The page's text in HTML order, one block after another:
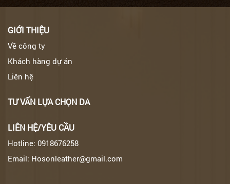
GIỚI THIỆU
Về công ty
Khách hàng dự án
Liên hệ
TƯ VẤN LỰA CHỌN DA
LIÊN HỆ/YÊU CẦU
Hotline: 0918676258
Email: Hosonleather@gmail.com